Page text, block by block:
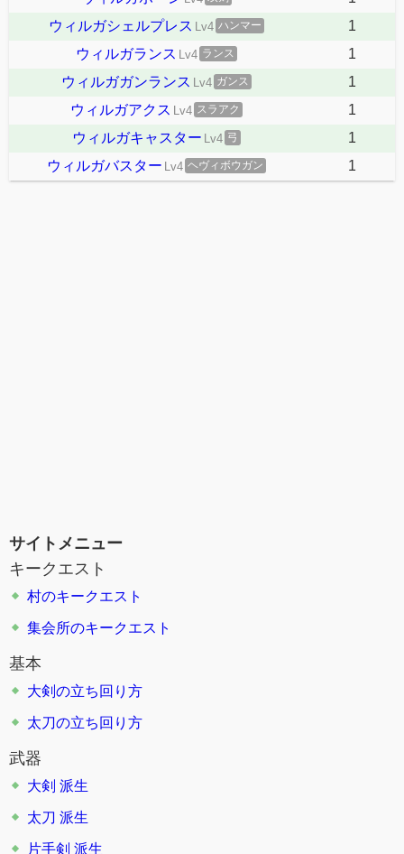
ウィルガシェルプレス Lv4 ハンマー
1
ウィルガランス Lv4 ランス
1
ウィルガガンランス Lv4 ガンス
1
ウィルガアクス Lv4 スラアク
1
ウィルガキャスター Lv4 弓
1
ウィルガバスター Lv4 ヘヴィボウガン 1
サイトメニュー
キークエスト
村のキークエスト
集会所のキークエスト
基本
大剣の立ち回り方
太刀の立ち回り方
武器
大剣 派生
太刀 派生
片手剣 派生